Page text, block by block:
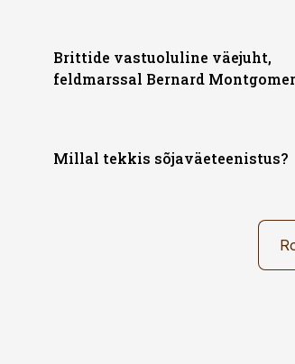
Brittide vastuoluline väejuht,
feldmarssal Bernard
Millal tekkis sõjaväeteenistus?